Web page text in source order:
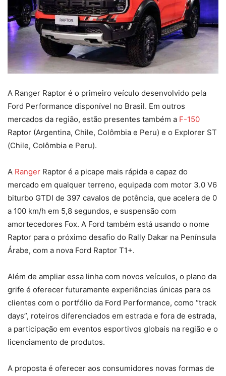
A Ranger Raptor é o primeiro veículo desenvolvido pela
Ford Performance disponível no Brasil. Em outros
mercados da região, estão presentes também a F-150
Raptor (Argentina, Chile, Colômbia e Peru) e o Explorer ST
(Chile, Colômbia e Peru).
A Ranger Raptor é a picape mais rápida e capaz do
mercado em qualquer terreno, equipada com motor 3.0 V6
biturbo GTDI de 397 cavalos de potência, que acelera de 0
a 100 km/h em 5,8 segundos, e suspensão com
amortecedores Fox. A Ford também está usando o nome
Raptor para o próximo desafio do Rally Dakar na Península
Árabe, com a nova Ford Raptor T1+.
Além de ampliar essa linha com novos veículos, o plano da
grife é oferecer futuramente experiências únicas para os
clientes com o portfólio da Ford Performance, como “track
days”, roteiros diferenciados em estrada e fora de estrada,
a participação em eventos esportivos globais na região e o
licenciamento de produtos.
A proposta é oferecer aos consumidores novas formas de